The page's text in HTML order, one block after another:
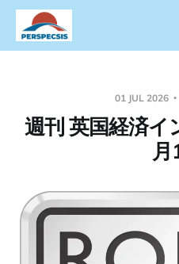
01 JUL 2026
週刊 英国経済
月